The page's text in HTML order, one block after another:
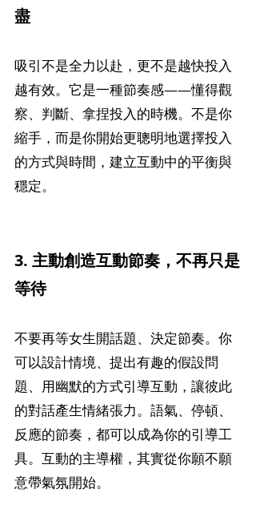
盡
吸引不是全力以赴，更不是越快投入
越有效。它是一種節奏感——懂得觀
察、判斷、拿捏投入的時機。不是你
縮手，而是你開始更聰明地選擇投入
的方式與時間，建立互動中的平衡與
穩定。
3. 主動創造互動節奏，不再只是
等待
不要再等女生開話題、決定節奏。你
可以設計情境、提出有趣的假設問
題、用幽默的方式引導互動，讓彼此
的對話產生情緒張力。語氣、停頓、
反應的節奏，都可以成為你的引導工
具。互動的主導權，其實從你願不願
意帶氣氛開始。